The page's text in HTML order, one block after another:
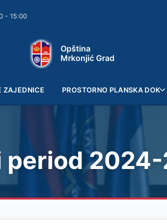
- 15:00
Opština
Mrkonjić Grad
ZAJEDNICE PROSTORNO PLANSKA DOK